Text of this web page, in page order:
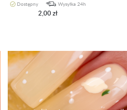
Dostępny Wysyłka 24h
2,00 zł